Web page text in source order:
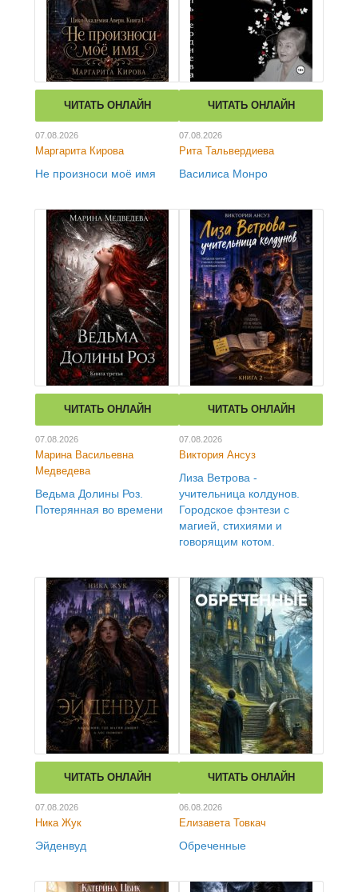
ЧИТАТЬ ОНЛАЙН
07.08.2026
Маргарита Кирова
Не произноси моё имя
ЧИТАТЬ ОНЛАЙН
07.08.2026
Рита Тальвердиева
Василиса Монро
ЧИТАТЬ ОНЛАЙН
07.08.2026
Марина Васильевна
Медведева
Ведьма Долины Роз.
Потерянная во времени
ЧИТАТЬ ОНЛАЙН
07.08.2026
Виктория Ансуз
Лиза Ветрова -
учительница колдунов.
Городское фэнтези с
магией, стихиями и
говорящим котом.
ЧИТАТЬ ОНЛАЙН
07.08.2026
Ника Жук
Эйденвуд
ЧИТАТЬ ОНЛАЙН
06.08.2026
Елизавета Товкач
Обреченные